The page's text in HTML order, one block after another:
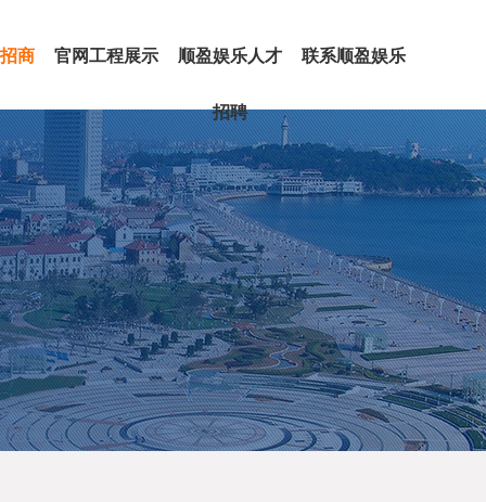
商 官网工程展示 顺盈娱乐人才
招聘
联系顺盈娱乐